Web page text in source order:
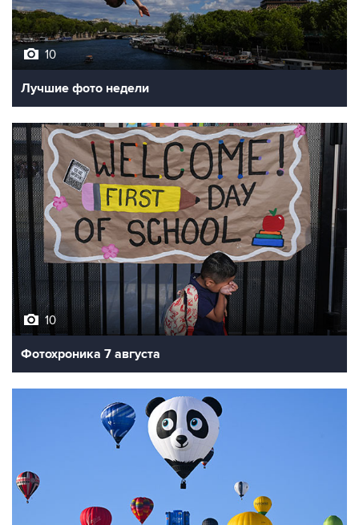
10
Лучшие фото недели
10
Фотохроника 7 августа